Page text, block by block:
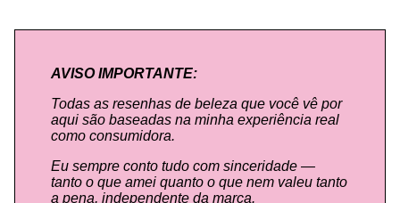
AVISO IMPORTANTE:
Todas as resenhas de beleza que você vê por
aqui são baseadas na minha experiência real
como consumidora.
Eu sempre conto tudo com sinceridade —
tanto o que amei quanto o que nem valeu tanto
a pena, independente da marca.